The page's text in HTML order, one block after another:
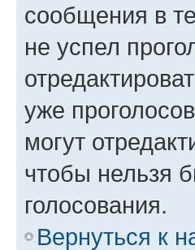
сообщения в
не успел
уже
могут
чтобы нельзя
голосования.
Вернуться к